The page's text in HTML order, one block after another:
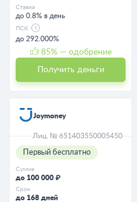
Ставка
до 0.8% в день
ПСК
до 292.000%
85% — одобрение
Получить деньги
Joymoney
Лиц. № 651403550005450
Первый бесплатно
Сумма
до 100 000 ₽
Срок
до 168 дней